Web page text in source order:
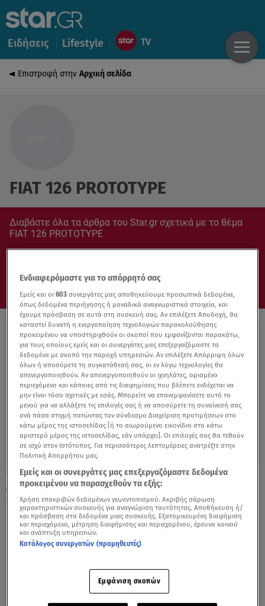
Ειδήσεις Lifestyle
Επιστροφή στην Αρχική σελίδα
FIAT 126 PROTOTYPE
Διαβάστε όλα τα άρθρα του Star.gr σχετικά με το θέμα
FIAT 126 PROTOTYPE
26.04.22, 21:15
Automotoretrò: Αποκαλύπτει τέσσερα
σπάνια αυτοκίνητα από το 1972
Ενδιαφερόμαστε για το απόρρητό σας
Εμείς και οι603 συνεργάτες μας αποθηκεύουμε προσωπικά δεδομένα,
όπως δεδομένα περιήγησης ή μοναδικά αναγνωριστικά στοιχεία, και
έχουμε πρόσβαση σε αυτά στη συσκευή σας. Αν επιλέξετε Αποδοχή, θα
καταστεί δυνατή η ενεργοποίηση τεχνολογιών παρακολούθησης
προκειμένου να υποστηριχθούν οι σκοποί που εμφανίζονται παρακάτω,
για τους οποίους εμείς και οι συνεργάτες μας επεξεργαζόμαστε τα
δεδομένα με σκοπό την παροχή υπηρεσιών. Αν επιλέξετε Απόρριψη όλων
όλων ή αποσύρετε τη συγκατάθεσή σας, οι εν λόγω τεχνολογίες θα
απενεργοποιηθούν. Αν απενεργοποιηθούν οι ιχνηλάτες, ορισμένο
περιεχόμενο και κάποιες από τις διαφημίσεις που βλέπετε ενδέχεται να
μην είναι τόσο σχετικές με εσάς. Μπορείτε να επανεμφανίσετε αυτό το
μενού για να αλλάξετε τις επιλογές σας ή να αποσύρετε τη συναίνεσή σας
ανά πάσα στιγμή πατώντας τον σύνδεσμο Διαχείριση προτιμήσεων στο
κάτω μέρος της ιστοσελίδας [ή το αιωρούμενο εικονίδιο στο κάτω
αριστερό μέρος της ιστοσελίδας, εάν υπάρχει]. Οι επιλογές σας θα τεθούν
σε ισχύ στον Ιστότοπος. Για περισσότερες λεπτομέρειες ανατρέξτε στην
Πολιτική Απορρήτου μας.
Εμείς και οι συνεργάτες μας επεξεργαζόμαστε δεδομένα
προκειμένου να παρασχεθούν τα εξής:
Χρήση επακριβών δεδομένων γεωεντοπισμού. Ακριβής σάρωση
χαρακτηριστικών συσκευής για αναγνώριση ταυτότητας. Αποθήκευση ή/
και πρόσβαση στα δεδομένα μιας συσκευής. Εξατομικευμένη διαφήμιση
και περιεχόμενο, μέτρηση διαφήμισης και περιεχομένου, έρευνα κοινού
και ανάπτυξη υπηρεσιών.
Κατάλογος συνεργατών (προμηθευτές)
Εμφάνιση σκοπών